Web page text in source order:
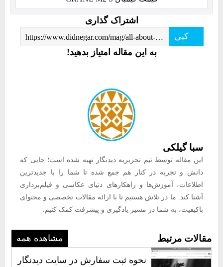
اشتراک گذاری
کپی
https://www.didnegar.com/mag/all-about-gimbals-remote/
به این مقاله امتیاز بدهید!
سبا گیلکی
این مقاله توسط تیم تحریریه دیدنگار تهیه شده است؛ جایی که
دانش و تجربه در کنار هم جمع شده تا شما را با جدیدترین
اطلاعات، آموزش‌ها و راهکارهای دنیای عکاسی و فیلم‌برداری
آشنا کند. ما در تلاش هستیم تا با ارائه مقالات تخصصی و محتوای
باکیفیت، به شما در مسیر یادگیری و پیشرفت کمک کنیم.
مقالات مرتبط مشاهده همه
نحوه ثبت سفارش در سایت دیدنگار